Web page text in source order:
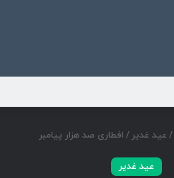
/ عید غدیر / افطاری صد هزار پیامبر
عید غدیر